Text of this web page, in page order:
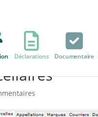
Déclarations Documentaire